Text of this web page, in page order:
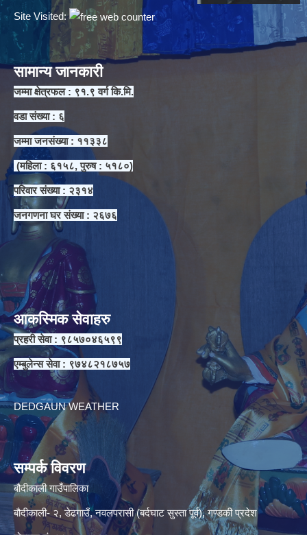
Site Visited:
सामान्य जानकारी
जम्मा क्षेत्रफल : ९१.९ वर्ग कि.मि.
वडा संख्या : ६
जम्मा जनसंख्या : ११३३८
(महिला : ६१५८, पुरुष : ५१८०)
परिवार संख्या : २३१४
जनगणना घर संख्या : २६७६
आकस्मिक सेवाहरु
प्रहरी सेवा : ९८५७०४६५९९
एम्बुलेन्स सेवा : ९७४८२१८७५७
DEDGAUN WEATHER
सम्पर्क विवरण
बौदीकाली गाउँपालिका
बौदीकाली- २, डेढगाउँ, नवलपरासी (बर्दघाट सुस्ता पूर्व), गण्डकी प्रदेश